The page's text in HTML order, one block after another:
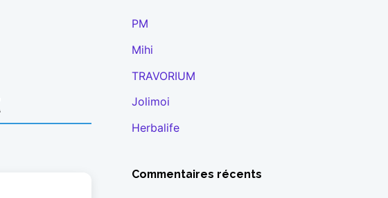
PM
Mihi
TRAVORIUM
Jolimoi
Herbalife
Commentaires récents